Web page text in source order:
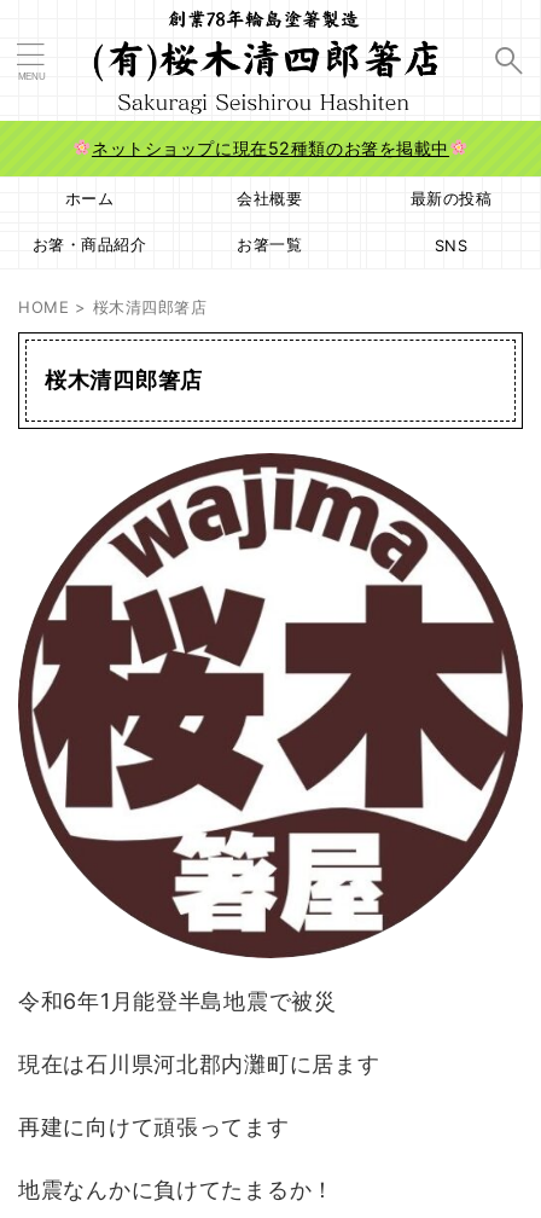
ネットショップに現在52種類のお箸を掲載中
ホーム 会社概要 最新の投稿
お箸・商品紹介 お箸一覧 SNS
HOME > 桜木清四郎箸店
桜木清四郎箸店
令和6年1月能登半島地震で被災
現在は石川県河北郡内灘町に居ます
再建に向けて頑張ってます
地震なんかに負けてたまるか！